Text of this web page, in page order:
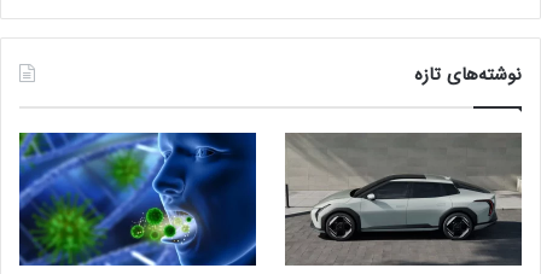
منبع:‌ مهر
اینستاگرام
نوشته‌های تازه